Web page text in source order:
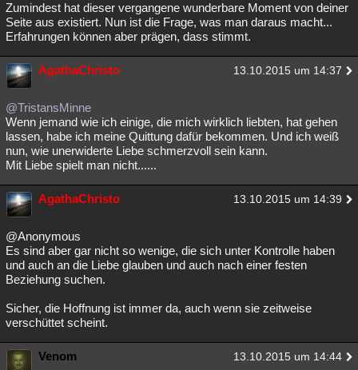
Zumindest hat dieser vergangene wunderbare Moment von deiner
Seite aus existiert. Nun ist die Frage, was man daraus macht...
Erfahrungen können aber prägen, dass stimmt.
AgathaChristo 13.10.2015 um 14:37
@TristansMinne
Wenn jemand wie ich einige, die mich wirklich liebten, hat gehen
lassen, habe ich meine Quittung dafür bekommen. Und ich weiß
nun, wie unerwiderte Liebe schmerzvoll sein kann.
Mit Liebe spielt man nicht......
AgathaChristo 13.10.2015 um 14:39
@Anonymous
Es sind aber gar nicht so wenige, die sich unter Kontrolle haben
und auch an die Liebe glauben und auch nach einer festen
Beziehung suchen.
Sicher, die Hoffnung ist immer da, auch wenn sie zeitweise
verschüttet scheint.
Venom 13.10.2015 um 14:44